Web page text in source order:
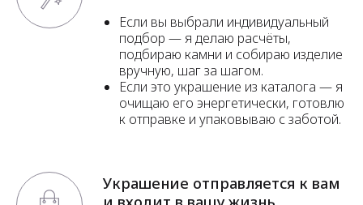
Если вы выбрали индивидуальный
подбор — я делаю расчёты,
подбираю камни и собираю изделие
вручную, шаг за шагом.
Если это украшение из каталога — я
очищаю его энергетически, готовлю
к отправке и упаковываю с заботой.
Украшение отправляется к вам